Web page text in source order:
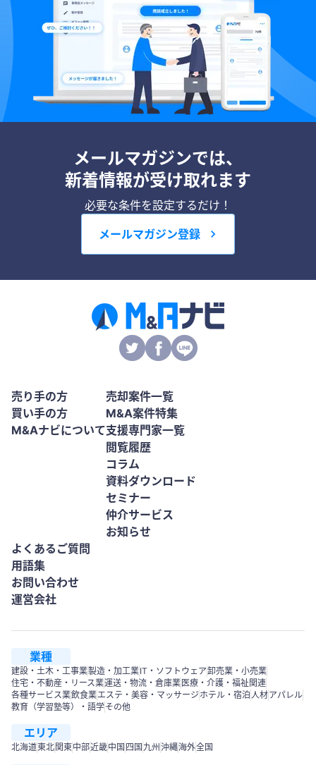
メールマガジンでは、
新着情報が受け取れます
必要な条件を設定するだけ！
メールマガジン登録
売り手の方
買い手の方
M&Aナビについて
売却案件一覧
M&A案件特集
支援専門家一覧
閲覧履歴
コラム
資料ダウンロード
セミナー
仲介サービス
お知らせ
よくあるご質問
用語集
お問い合わせ
運営会社
業種
建設・土木・工事業製造・加工業IT・ソフトウェア卸売業・小売業
住宅・不動産・リース業運送・物流・倉庫業 医療・介護・福祉関連
各種サービス業飲食業エステ・美容・マッサージ ホテル・宿泊人材アパレル
教育（学習塾等）・語学その他
エリア
北海道東北 関東中部近畿中国 四国 九州 沖縄海外全国